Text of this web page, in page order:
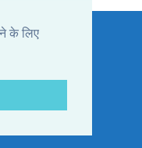
के लिए